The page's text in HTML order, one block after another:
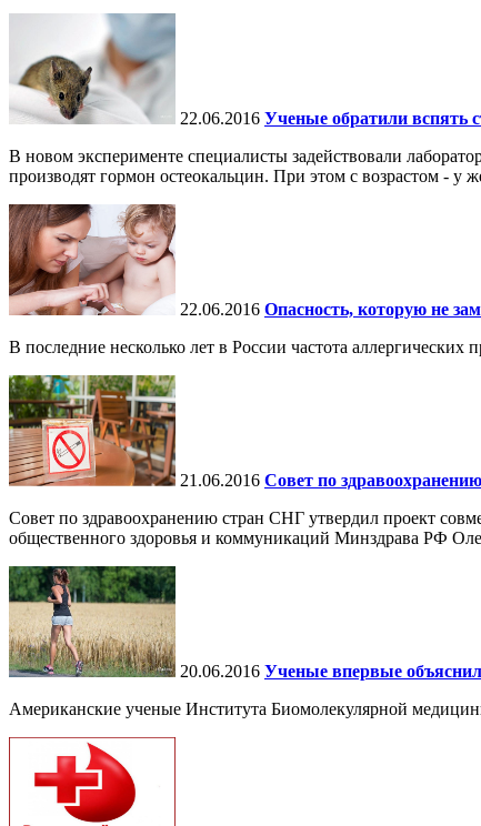
22.06.2016 Ученые обратили вспять
В новом эксперименте специалисты задействовали
производят гормон остеокальцин. При этом с возрастом - у
22.06.2016 Опасность, которую не
В последние несколько лет в России частота аллергических
21.06.2016 Совет по
Совет по здравоохранению стран СНГ утвердил проект
общественного здоровья и коммуникаций Минздрава РФ
20.06.2016 Ученые впервые
Американские ученые Института Биомолекулярной